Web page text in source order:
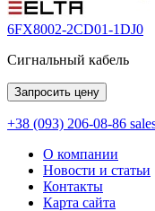
6FX8002-2CD01-1DJ0
Сигнальный кабель
Запросить цену
+38 (093) 206-08-86
О компании
Новости и статьи
Контакты
Карта сайта